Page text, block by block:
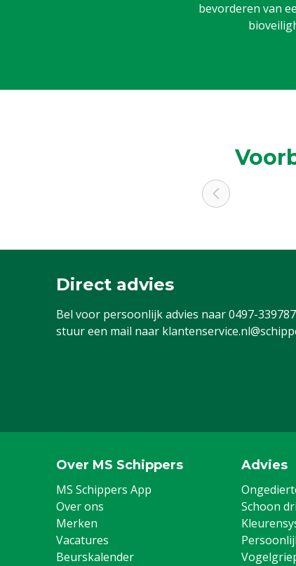
bevorderen van
Direct advies
Bel voor persoonlijk advies naar0497-339787
stuur een mail naar
Over MS Schippers
MS Schippers App
Over ons
Merken
Vacatures
Beurskalender
Advies
Schoon